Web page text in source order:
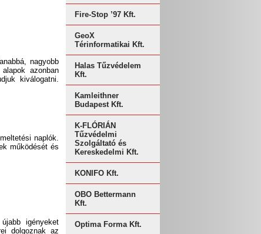
nagyobb
azonban
kiválogatni.
naplók.
működését és
igényeket
dolgoznak az
Fire-Stop ’97 Kft.
GeoX
Térinformatikai Kft.
Halas Tűzvédelem
Kft.
Kamleithner
Budapest Kft.
K-FLÓRIÁN
Tűzvédelmi
Szolgáltató és
Kereskedelmi Kft.
KONIFO Kft.
OBO Bettermann
Kft.
Optima Forma Kft.